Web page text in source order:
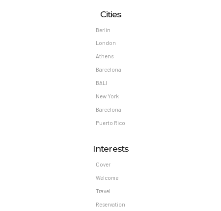
Cities
Berlin
London
Athens
Barcelona
BALI
New York
Barcelona
Puerto Rico
Interests
Cover
Welcome
Travel
Reservation